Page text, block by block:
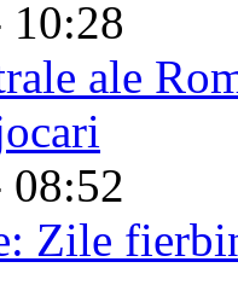
10:28
ale
08:52
Zile